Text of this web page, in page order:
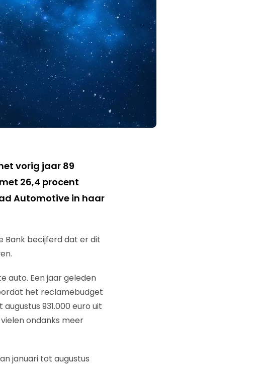
vorig jaar 89
26,4 procent
Automotive in haar
Bank becijferd dat er dit
auto. Een jaar geleden
het reclamebudget
931.000 euro uit
ondanks meer
januari tot augustus